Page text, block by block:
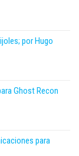
por Hugo
Ghost Recon
para